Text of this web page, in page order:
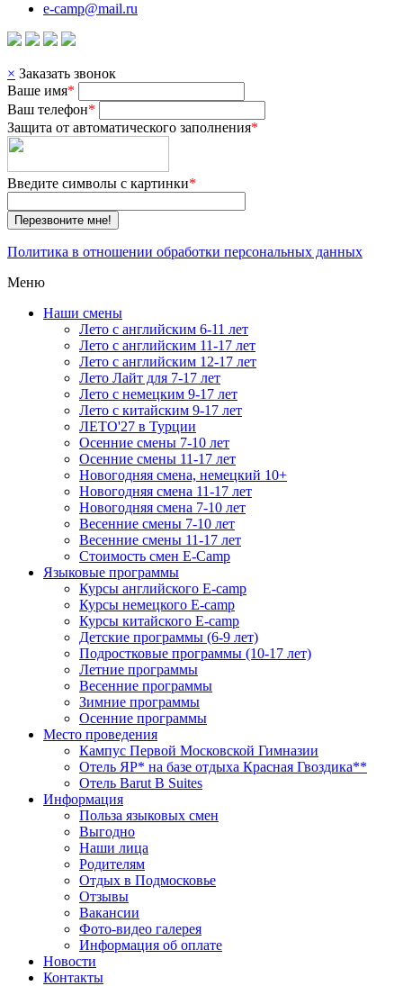
e-camp@mail.ru
× Заказать звонок
Ваше имя*
Ваш телефон*
Защита от автоматического заполнения*
Введите символы с картинки*
Перезвоните мне!
Политика в отношении обработки персональных данных
Меню
Наши смены
Лето с английским 6-11 лет
Лето с английским 11-17 лет
Лето с английским 12-17 лет
Лето Лайт для 7-17 лет
Лето c немецким 9-17 лет
Лето с китайским 9-17 лет
ЛЕТО'27 в Турции
Осенние смены 7-10 лет
Осенние смены 11-17 лет
Новогодняя смена, немецкий 10+
Новогодняя смена 11-17 лет
Новогодняя смена 7-10 лет
Весенние смены 7-10 лет
Весенние смены 11-17 лет
Стоимость смен E-Camp
Языковые программы
Курсы английского E-camp
Курсы немецкого E-camp
Курсы китайского E-camp
Детские программы (6-9 лет)
Подростковые программы (10-17 лет)
Летние программы
Весенние программы
Зимние программы
Осенние программы
Место проведения
Кампус Первой Московской Гимназии
Отель ЯР* на базе отдыха Красная Гвоздика**
Отель Barut B Suites
Информация
Польза языковых смен
Выгодно
Наши лица
Родителям
Отдых в Подмосковье
Отзывы
Вакансии
Фото-видео галерея
Информация об оплате
Новости
Контакты